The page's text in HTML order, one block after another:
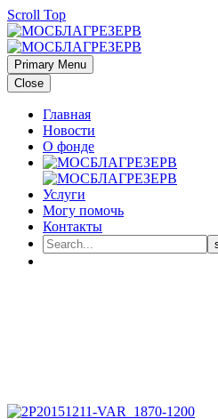
Scroll Top
Primary Menu
Close
Главная
Новости
О фонде
Услуги
Могу помочь
Контакты